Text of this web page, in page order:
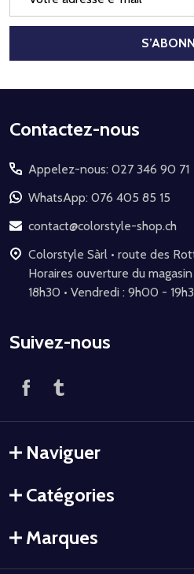
mail
Début
pied
de
page
Contactez-nous
Appelez-nous: 027 346 90 71
WhatsApp: 076 405 85 15
contact@colorstyle-shop.ch
Colorstyle Sàrl • route des Rottes 8 • 1964 Conthey •
Horaires ouverture du magasin : Lundi – jeudi :
18h30 • Vendredi : 9h00 -
Suivez-nous
Naviguer
Catégories
Marques